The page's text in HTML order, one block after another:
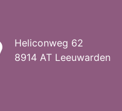
Heliconweg 62
8914 AT Leeuwarden